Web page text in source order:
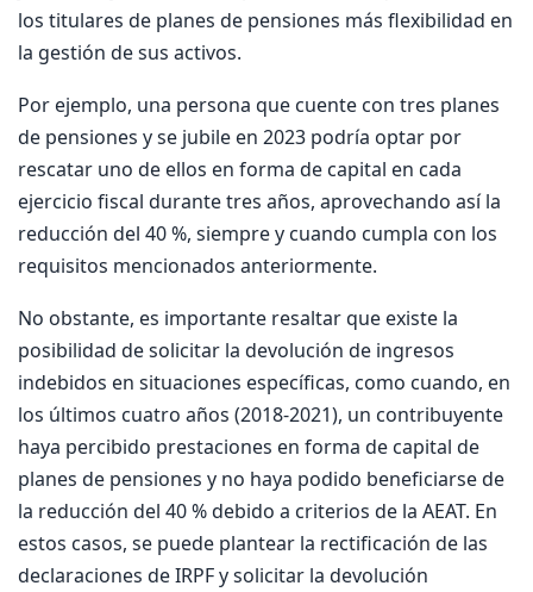
los titulares de planes de pensiones más flexibilidad en
la gestión de sus activos.
Por ejemplo, una persona que cuente con tres planes
de pensiones y se jubile en 2023 podría optar por
rescatar uno de ellos en forma de capital en cada
ejercicio fiscal durante tres años, aprovechando así la
reducción del 40 %, siempre y cuando cumpla con los
requisitos mencionados anteriormente.
No obstante, es importante resaltar que existe la
posibilidad de solicitar la devolución de ingresos
indebidos en situaciones específicas, como cuando, en
los últimos cuatro años (2018-2021), un contribuyente
haya percibido prestaciones en forma de capital de
planes de pensiones y no haya podido beneficiarse de
la reducción del 40 % debido a criterios de la AEAT. En
estos casos, se puede plantear la rectificación de las
declaraciones de IRPF y solicitar la devolución